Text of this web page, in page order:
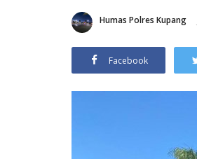
Humas Polres Kupang
Facebook